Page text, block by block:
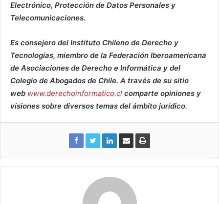
Electrónico, Protección de Datos Personales y
Telecomunicaciones.
Es consejero del Instituto Chileno de Derecho y
Tecnologías, miembro de la Federación Iberoamericana
de Asociaciones de Derecho e Informática y del
Colegio de Abogados de Chile. A través de su sitio
web www.derechoinformatico.cl comparte opiniones y
visiones sobre diversos temas del ámbito jurídico.